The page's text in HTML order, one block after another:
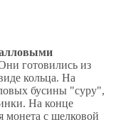
готовились из
кольца. На
бусины "суру",
На конце
монета с шелковой